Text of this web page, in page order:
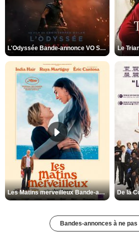
L'Odyssée Bande-annonce VO STFR Le
Les Matins merveilleux Bande-annonce VF
Bandes-annonces à ne